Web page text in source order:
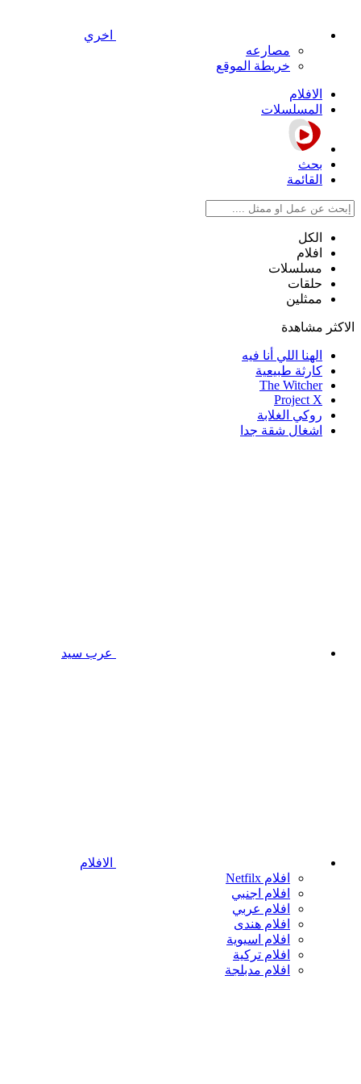
اخري
مصارعه
خريطة الموقع
الافلام
المسلسلات
بحث
القائمة
الكل
افلام
مسلسلات
حلقات
ممثلين
الاكثر مشاهدة
الهنا اللي أنا فيه
كارثة طبيعية
The Witcher
Project X
روكي الغلابة
اشغال شقة جدا
عرب سيد
الافلام
افلام Netfilx
افلام اجنبي
افلام عربي
افلام هندى
افلام اسيوية
افلام تركية
افلام مدبلجة